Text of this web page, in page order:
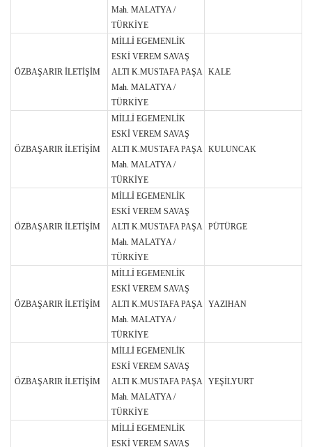
Mah. MALATYA /
TÜRKİYE
ÖZBAŞARIR İLETİŞİM
MİLLİ EGEMENLİK
ESKİ VEREM SAVAŞ
ALTI K.MUSTAFA PAŞA
Mah. MALATYA /
TÜRKİYE
KALE
ÖZBAŞARIR İLETİŞİM
MİLLİ EGEMENLİK
ESKİ VEREM SAVAŞ
ALTI K.MUSTAFA PAŞA
Mah. MALATYA /
TÜRKİYE
KULUNCAK
ÖZBAŞARIR İLETİŞİM
MİLLİ EGEMENLİK
ESKİ VEREM SAVAŞ
ALTI K.MUSTAFA PAŞA
Mah. MALATYA /
TÜRKİYE
PÜTÜRGE
ÖZBAŞARIR İLETİŞİM
MİLLİ EGEMENLİK
ESKİ VEREM SAVAŞ
ALTI K.MUSTAFA PAŞA
Mah. MALATYA /
TÜRKİYE
YAZIHAN
ÖZBAŞARIR İLETİŞİM
MİLLİ EGEMENLİK
ESKİ VEREM SAVAŞ
ALTI K.MUSTAFA PAŞA
Mah. MALATYA /
TÜRKİYE
YEŞİLYURT
MİLLİ EGEMENLİK
ESKİ VEREM SAVAŞ